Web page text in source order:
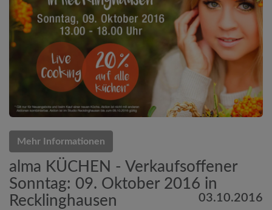
Mehr Informationen
alma KÜCHEN - Verkaufsoffener
Sonntag: 09. Oktober 2016 in
Recklinghausen
03.10.2016